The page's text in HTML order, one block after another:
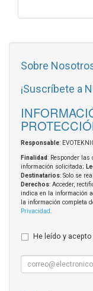
Sobre
¡Suscríbete a
Responsable:
Finalidad: Responder
información solicitada;
Destinatarios: Solo se
Derechos: Acceder,
indica en la información
la información completa
Privacidad
He leído y acepto